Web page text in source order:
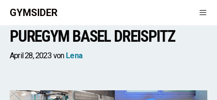
Zum
Inhalt
springen
GYMSIDER
PUREGYM BASEL DREISPITZ
April 28, 2023 von Lena